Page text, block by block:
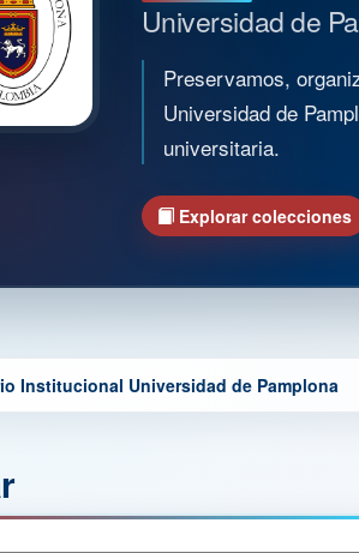
Universidad de
Preservamos,
Universidad de
universitaria.
Explorar colecciones
Institucional Universidad de Pamplona